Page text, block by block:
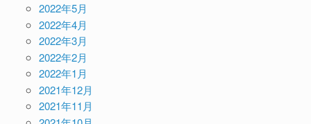
2022年5月
2022年4月
2022年3月
2022年2月
2022年1月
2021年12月
2021年11月